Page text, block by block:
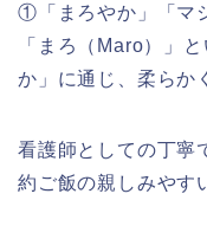
①「まろやか」「マ
「まろ（Maro）」
か」に通じ、柔らか
看護師としての丁寧
約ご飯の親しみやす